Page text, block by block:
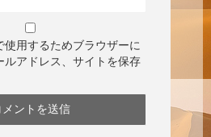
使用するためブラウザーに
ルアドレス、サイトを保存